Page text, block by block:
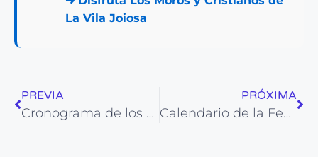
La Vila Joiosa
PREVIA
Cronograma de los Moros y Cristianos Crevillente
PRÓXIMA
Calendario de la Festividad de San Rafael en La Nucía